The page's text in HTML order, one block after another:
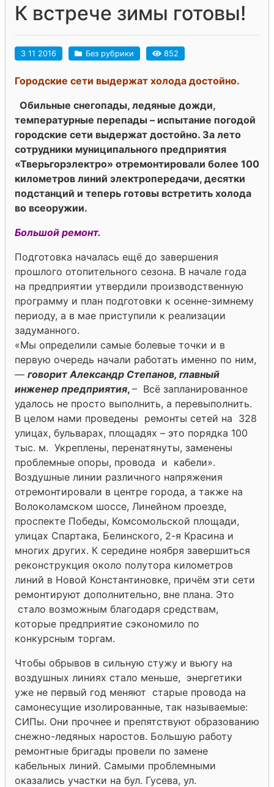
К встрече зимы готовы!
3 11 2016 Без рубрики 852
Городские сети выдержат холода достойно.
Обильные снегопады, ледяные дожди,
температурные перепады – испытание погодой
городские сети выдержат достойно. За лето
сотрудники муниципального предприятия
«Тверьгорэлектро» отремонтировали более 100
километров линий электропередачи, десятки
подстанций и теперь готовы встретить холода
во всеоружии.
Большой ремонт.
Подготовка началась ещё до завершения
прошлого отопительного сезона. В начале года
на предприятии утвердили производственную
программу и план подготовки к осенне-зимнему
периоду, а в мае приступили к реализации
задуманного.
«Мы определили самые болевые точки и в
первую очередь начали работать именно по ним,
— говорит Александр Степанов, главный
инженер предприятия, – Всё запланированное
удалось не просто выполнить, а перевыполнить.
В целом нами проведены ремонты сетей на 328
улицах, бульварах, площадях – это порядка 100
тыс. м. Укреплены, перенатянуты, заменены
проблемные опоры, провода и кабели».
Воздушные линии различного напряжения
отремонтировали в центре города, а также на
Волоколамском шоссе, Линейном проезде,
проспекте Победы, Комсомольской площади,
улицах Спартака, Белинского, 2-я Красина и
многих других. К середине ноября завершиться
реконструкция около полутора километров
линий в Новой Константиновке, причём эти сети
ремонтируют дополнительно, вне плана. Это
стало возможным благодаря средствам,
которые предприятие сэкономило по
конкурсным торгам.
Чтобы обрывов в сильную стужу и вьюгу на
воздушных линиях стало меньше, энергетики
уже не первый год меняют старые провода на
самонесущие изолированные, так называемые:
СИПы. Они прочнее и препятствуют образованию
снежно-ледяных наростов. Большую работу
ремонтные бригады провели по замене
кабельных линий. Самыми проблемными
оказались участки на бул. Гусева, ул.